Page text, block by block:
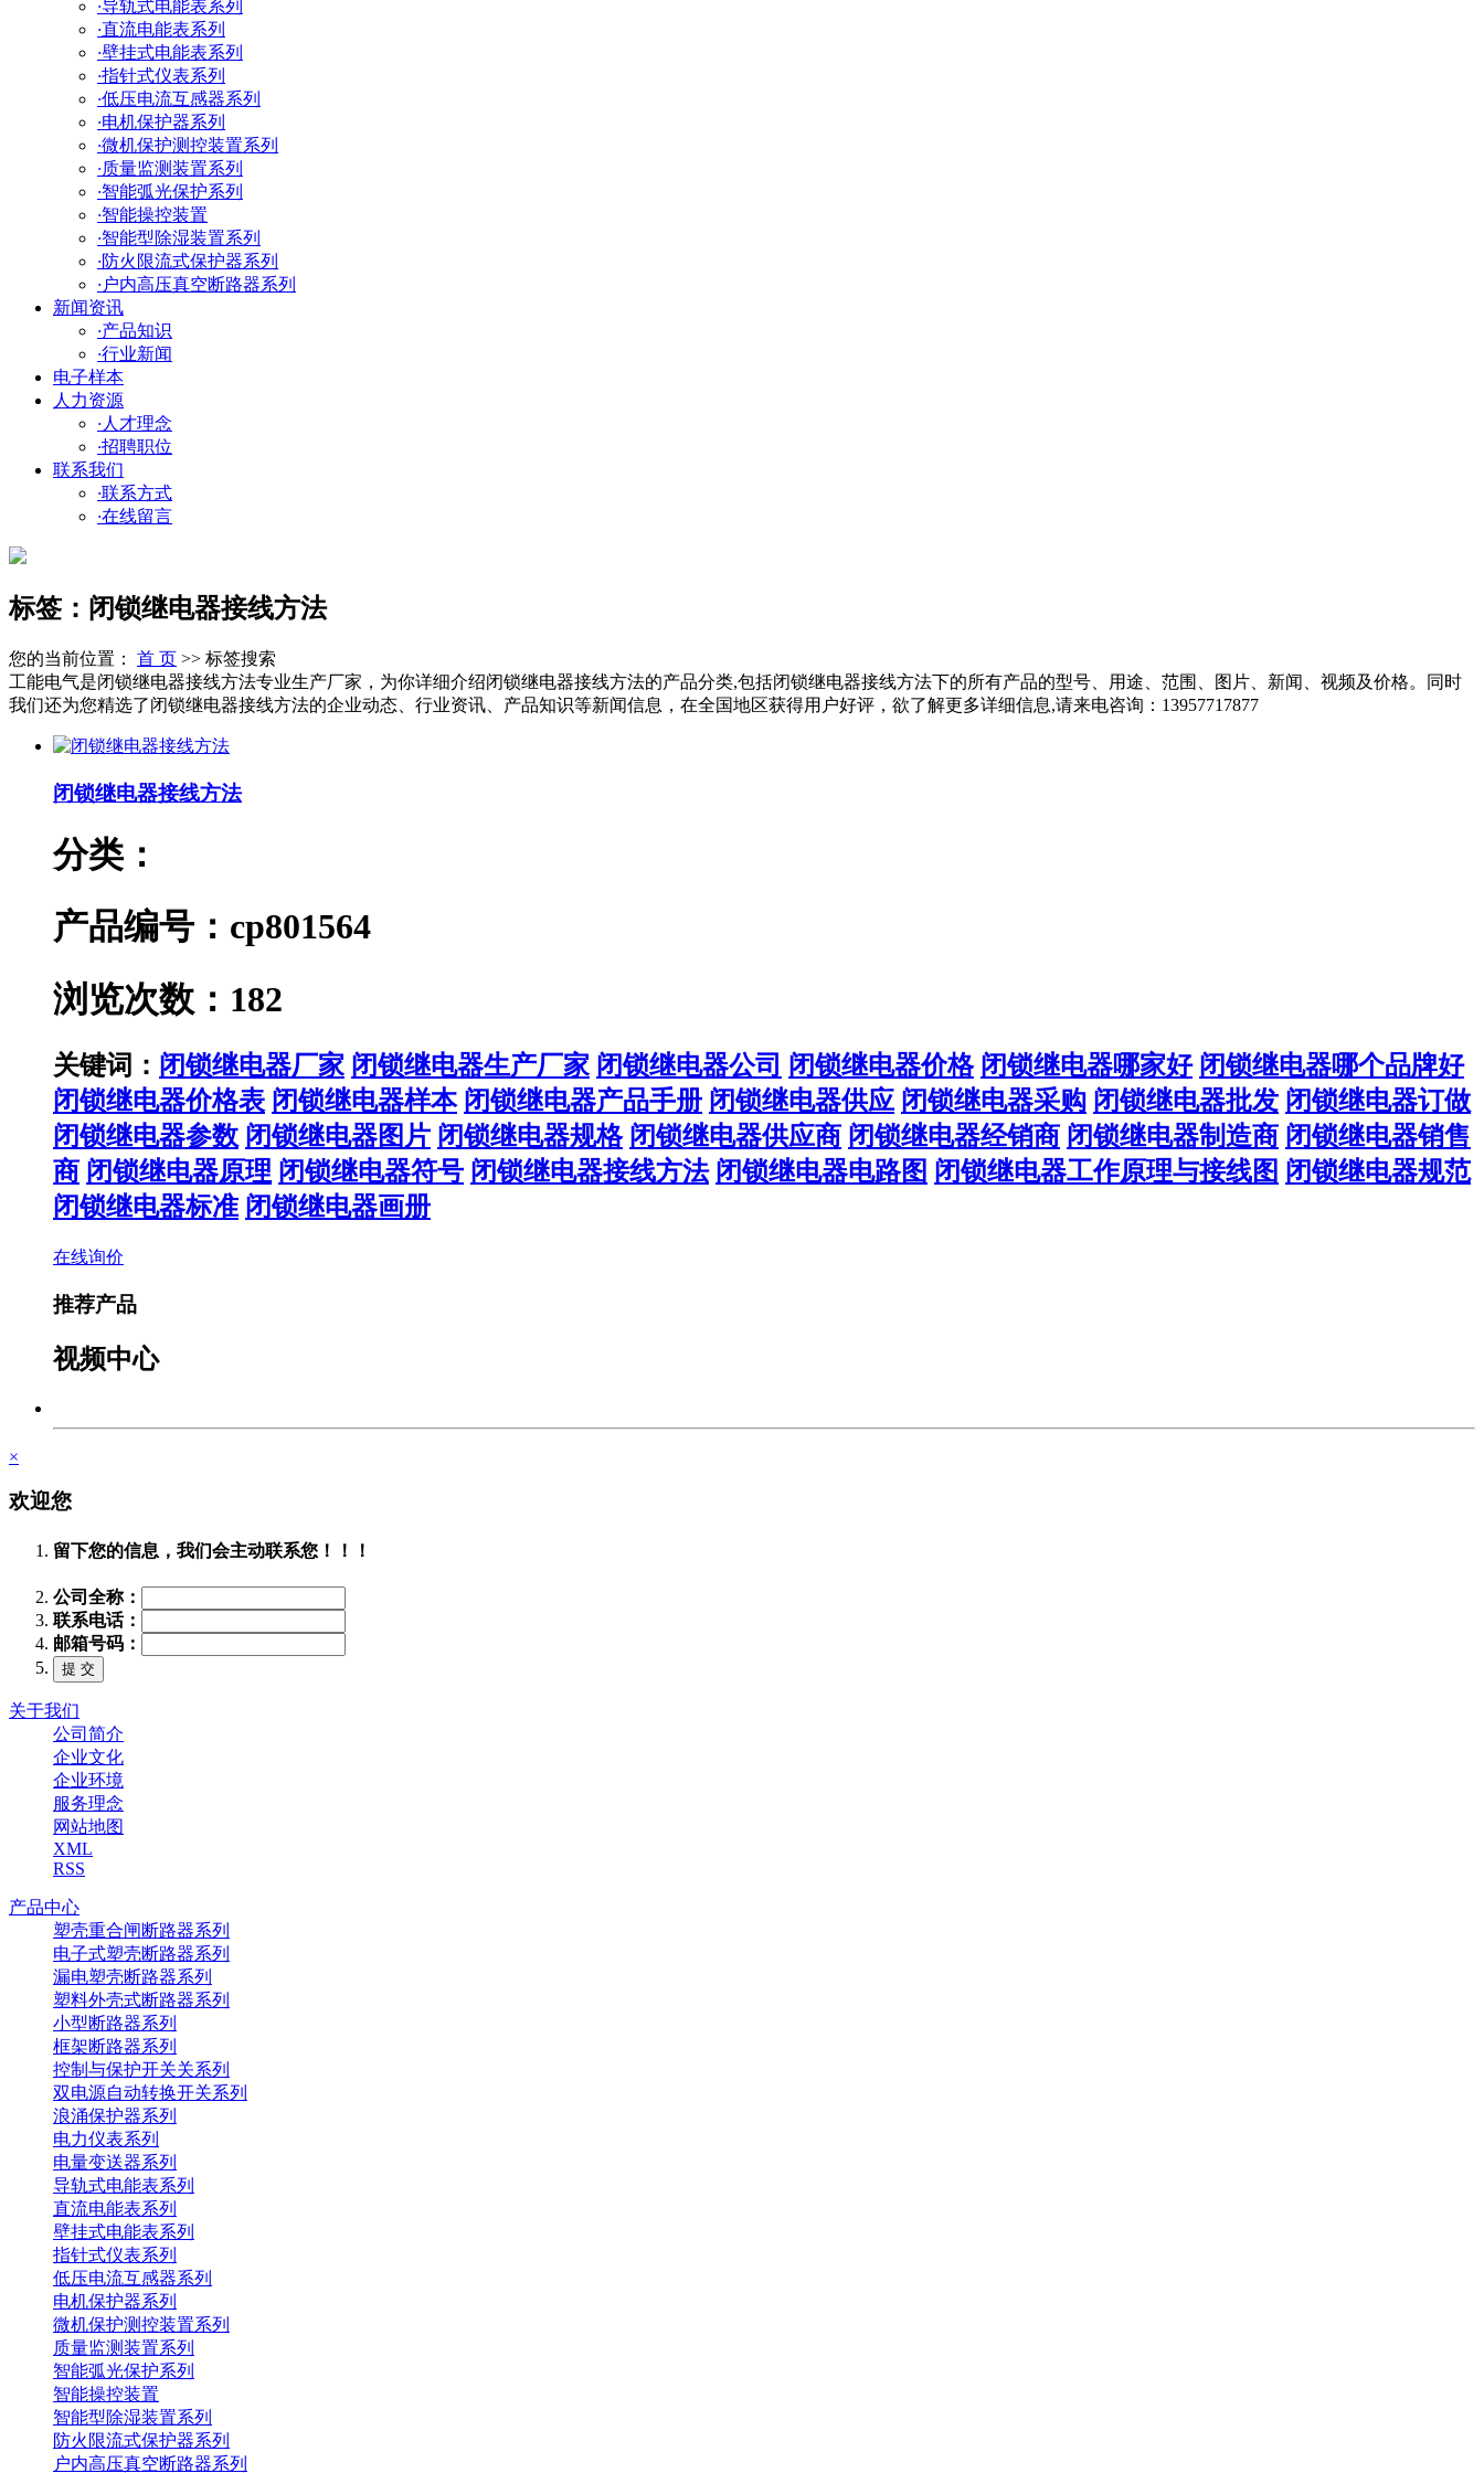
·导轨式电能表系列
·直流电能表系列
·壁挂式电能表系列
·指针式仪表系列
·低压电流互感器系列
·电机保护器系列
·微机保护测控装置系列
·质量监测装置系列
·智能弧光保护系列
·智能操控装置
·智能型除湿装置系列
·防火限流式保护器系列
· 户内高压真空断路器系列
新闻资讯
·产品知识
·行业新闻
电子样本
人力资源
· 人才理念
·招聘职位
联系我们
·联系方式
·在线留言
标签：闭锁继电器接线方法
您的当前位置： 首 页 >> 标签搜索
工能电气是闭锁继电器接线方法专业生产厂家，为你详细介绍闭锁继电器接线方法的产品分类,包括闭锁继电器接线方法下的所有产品的型号、用途、范围、图片、新闻、视频及价格。同时
我们还为您精选了闭锁继电器接线方法的企业动态、行业资讯、产品知识等新闻信息，在全国地区获得用户好评，欲了解更多详细信息,请来电咨询：13957717877
闭锁继电器接线方法
分类：
产品编号：cp801564
浏览次数：182
关键词： 闭锁继电器厂家 闭锁继电器生产厂家 闭锁继电器公司 闭锁继电器价格 闭锁继电器哪家好 闭锁继电器哪个品牌好
闭锁继电器价格表 闭锁继电器样本 闭锁继电器产品手册 闭锁继电器供应 闭锁继电器采购 闭锁继电器批发 闭锁继电器订做
闭锁继电器参数 闭锁继电器图片 闭锁继电器规格 闭锁继电器供应商 闭锁继电器经销商 闭锁继电器制造商 闭锁继电器销售
商 闭锁继电器原理 闭锁继电器符号 闭锁继电器接线方法 闭锁继电器电路图 闭锁继电器工作原理与接线图 闭锁继电器规范
闭锁继电器标准 闭锁继电器画册
在线询价
推荐产品
视频中心
×
欢迎您
留下您的信息，我们会主动联系您！！！
公司全称：
联系电话：
邮箱号码：
关于我们
公司简介
企业文化
企业环境
服务理念
网站地图
XML
RSS
产品中心
塑壳重合闸断路器系列
电子式塑壳断路器系列
漏电塑壳断路器系列
塑料外壳式断路器系列
小型断路器系列
框架断路器系列
控制与保护开关关系列
双电源自动转换开关系列
浪涌保护器系列
电力仪表系列
电量变送器系列
导轨式电能表系列
直流电能表系列
壁挂式电能表系列
指针式仪表系列
低压电流互感器系列
电机保护器系列
微机保护测控装置系列
质量监测装置系列
智能弧光保护系列
智能操控装置
智能型除湿装置系列
防火限流式保护器系列
户内高压真空断路器系列